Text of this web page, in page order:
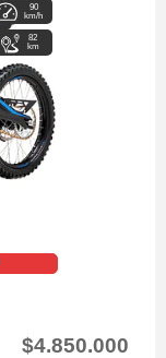
90
km/h
82
km
$4.850.000